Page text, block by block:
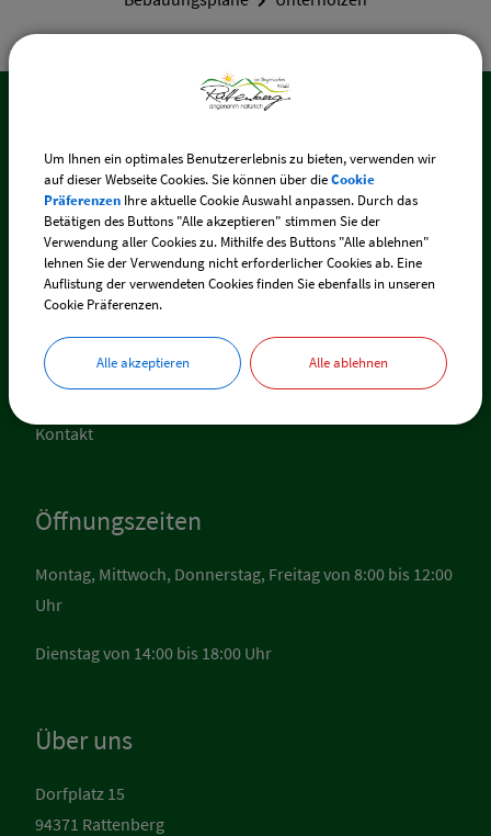
Cookie Einstellungen
Erklärung zur Barrierefreiheit
Impressum
Datenschutz
Inhaltsverzeichnis
Kontakt
Öffnungszeiten
Montag, Mittwoch, Donnerstag, Freitag von 8:00 bis 12:00
Uhr
Dienstag von 14:00 bis 18:00 Uhr
Über uns
Dorfplatz 15
94371 Rattenberg
Um Ihnen ein optimales Benutzererlebnis zu bieten, verwenden wir
auf dieser Webseite Cookies. Sie können über dieCookie
Präferenzen Ihre aktuelle Cookie Auswahl anpassen. Durch das
Betätigen des Buttons "Alle akzeptieren" stimmen Sie der
Verwendung aller Cookies zu. Mithilfe des Buttons "Alle ablehnen"
lehnen Sie der Verwendung nicht erforderlicher Cookies ab. Eine
Auflistung der verwendeten Cookies finden Sie ebenfalls in unseren
Cookie Präferenzen.
Alle akzeptieren Alle ablehnen